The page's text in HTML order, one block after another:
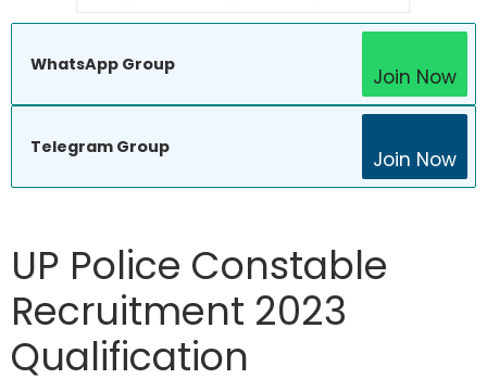
WhatsApp Group
Join Now
Telegram Group
Join Now
UP Police Constable
Recruitment 2023
Qualification